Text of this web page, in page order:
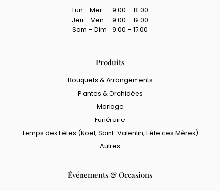
Lun – Mer 9:00 – 18:00
Jeu – Ven 9:00 – 19:00
Sam – Dim 9:00 – 17:00
Produits
Bouquets & Arrangements
Plantes & Orchidées
Mariage
Funéraire
Temps des Fêtes (Noël, Saint-Valentin, Fête des Mères)
Autres
Événements & Occasions